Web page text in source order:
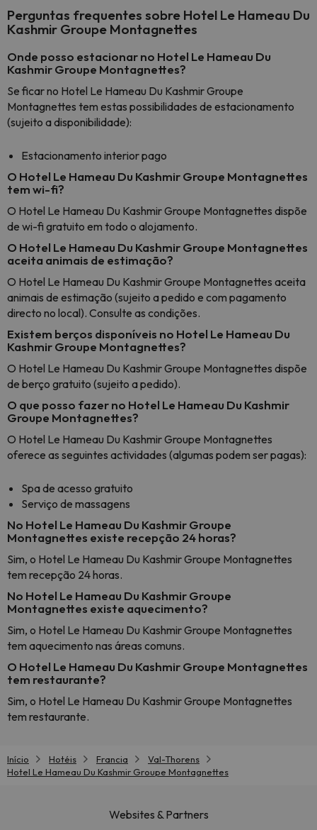
Perguntas frequentes sobre Hotel Le Hameau Du
Kashmir Groupe Montagnettes
Onde posso estacionar no Hotel Le Hameau Du
Kashmir Groupe Montagnettes?
Se ficar no Hotel Le Hameau Du Kashmir Groupe
Montagnettes tem estas possibilidades de estacionamento
(sujeito a disponibilidade):
Estacionamento interior pago
O Hotel Le Hameau Du Kashmir Groupe Montagnettes
tem wi-fi?
O Hotel Le Hameau Du Kashmir Groupe Montagnettes dispõe
de wi-fi gratuito em todo o alojamento.
O Hotel Le Hameau Du Kashmir Groupe Montagnettes
aceita animais de estimação?
O Hotel Le Hameau Du Kashmir Groupe Montagnettes aceita
animais de estimação (sujeito a pedido e com pagamento
directo no local). Consulte as condições.
Existem berços disponíveis no Hotel Le Hameau Du
Kashmir Groupe Montagnettes?
O Hotel Le Hameau Du Kashmir Groupe Montagnettes dispõe
de berço gratuito (sujeito a pedido).
O que posso fazer no Hotel Le Hameau Du Kashmir
Groupe Montagnettes?
O Hotel Le Hameau Du Kashmir Groupe Montagnettes
oferece as seguintes actividades (algumas podem ser pagas):
Spa de acesso gratuito
Serviço de massagens
No Hotel Le Hameau Du Kashmir Groupe
Montagnettes existe recepção 24 horas?
Sim, o Hotel Le Hameau Du Kashmir Groupe Montagnettes
tem recepção 24 horas.
No Hotel Le Hameau Du Kashmir Groupe
Montagnettes existe aquecimento?
Sim, o Hotel Le Hameau Du Kashmir Groupe Montagnettes
tem aquecimento nas áreas comuns.
O Hotel Le Hameau Du Kashmir Groupe Montagnettes
tem restaurante?
Sim, o Hotel Le Hameau Du Kashmir Groupe Montagnettes
tem restaurante.
Início Hotéis Francia
Val-Thorens
Hotel Le Hameau Du Kashmir Groupe Montagnettes
Websites & Partners